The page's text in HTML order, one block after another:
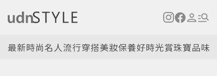
最新時尚名人流行穿搭美妝保養好時光賞珠寶品味